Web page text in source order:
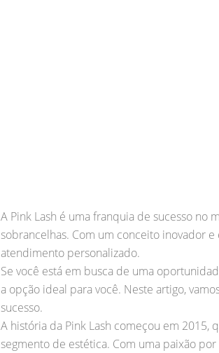
A Pink Lash é uma franquia de sucesso no
sobrancelhas. Com um conceito inovador
atendimento personalizado.
Se você está em busca de uma
a opção ideal para você. Neste artigo,
sucesso.
A história da Pink Lash começou em
segmento de estética. Com uma paixão